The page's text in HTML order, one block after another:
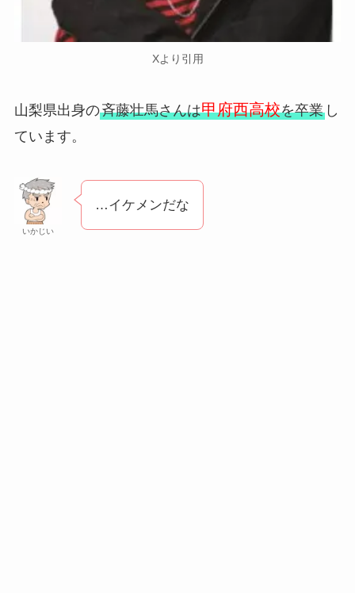
Xより引用
山梨県出身の斉藤壮馬さんは甲府西高校を卒業し
ています。
いかじい
…イケメンだな